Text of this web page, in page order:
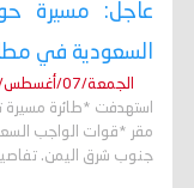
عاجل: مسيرة
السعودية في
الجمعة/07/أغسطس/2026 - 10:43 م
استهدفت *طائرة مسيرة
مقر *قوات الواجب
جنوب شرق اليمن. تفاصيل